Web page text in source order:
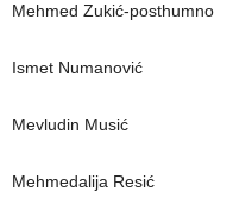
Mehmed Zukić-posthumno
Ismet Numanović
Mevludin Musić
Mehmedalija Resić